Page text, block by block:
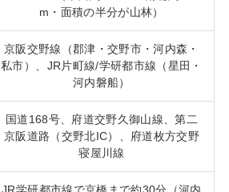
m・面積の半分が山林）
京阪交野線（郡津・交野市・河内森・
私市）、JR片町線/学研都市線（星田・
河内磐船）
国道168号、府道交野久御山線、第二
京阪道路（交野北IC）、府道枚方交野
寝屋川線